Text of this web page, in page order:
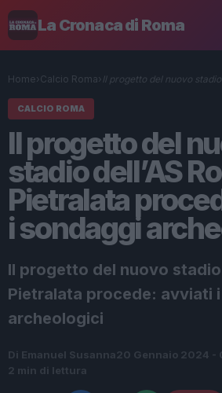
La Cronaca di Roma
Home› Calcio Roma› Il progetto del nuovo stadio
CALCIO ROMA
Il progetto del
stadio dell’AS
Pietralata
i sondaggi
Il progetto del nuovo stadio
Pietralata procede: avviati
archeologici
Di Emanuel Susanna20 Gennaio 2024 -
2 min di lettura